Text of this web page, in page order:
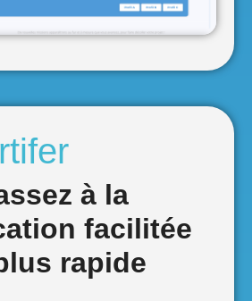
à la
facilitée
rapide